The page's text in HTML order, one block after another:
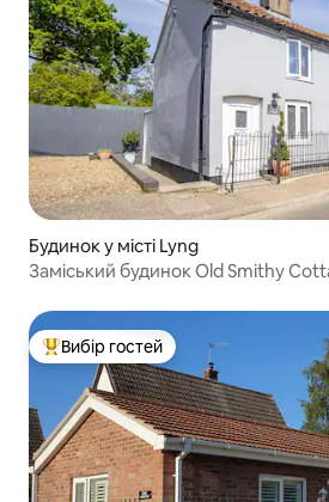
Будинок у місті Lyng
Заміський будинок Old Smithy
Топ вибір гостей
Вибір гостей